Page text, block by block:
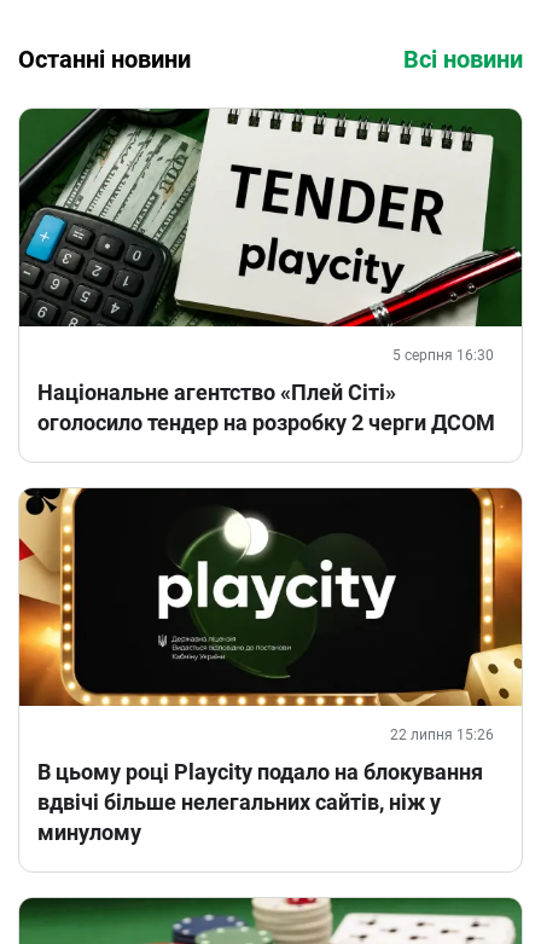
Останні новини Всі новини
5 серпня 16:30
Національне агентство «Плей Сіті»
оголосило тендер на розробку 2 черги ДСОМ
22 липня 15:26
В цьому році Playcity подало на блокування
вдвічі більше нелегальних сайтів, ніж у
минулому